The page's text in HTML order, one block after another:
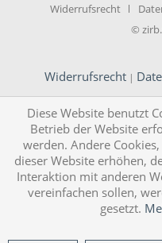
Widerrufsrecht
©
Widerrufsrecht |
Diese Website benutzt
Betrieb der Website
werden. Andere
dieser Website erhöhen,
Interaktion mit anderen
vereinfachen sollen,
gesetzt.